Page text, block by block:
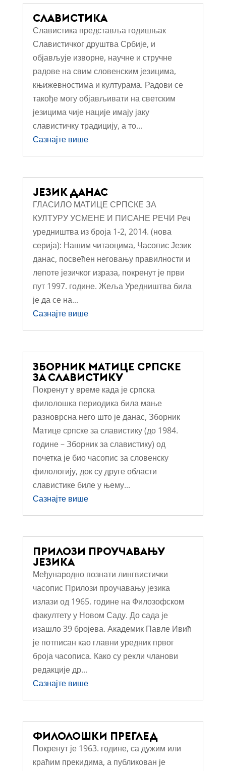
СЛАВИСТИКА
Славистика представља годишњак
Славистичког друштва Србије, и
објављује изворне, научне и стручне
радове на свим словенским језицима,
књижевностима и културама. Радови се
такође могу објављивати на светским
језицима чије нације имају јаку
славистичку традицију, а то...
Сазнајте више
ЈЕЗИК ДАНАС
ГЛАСИЛО МАТИЦЕ СРПСКЕ ЗА
КУЛТУРУ УСМЕНЕ И ПИСАНЕ РЕЧИ Реч
уредништва из броја 1-2, 2014. (нова
серија): Нашим читаоцима, Часопис Језик
данас, посвећен неговању правилности и
лепоте језичког израза, покренут је први
пут 1997. године. Жеља Уредништва била
је да се на...
Сазнајте више
ЗБОРНИК МАТИЦЕ СРПСКЕ
ЗА СЛАВИСТИКУ
Покренут у време када је српска
филолошка периодика била мање
разноврсна него што је данас, Зборник
Матице српске за славистику (до 1984.
године – Зборник за славистику) од
почетка је био часопис за словенску
филологију, док су друге области
славистике биле у њему...
Сазнајте више
ПРИЛОЗИ ПРОУЧАВАЊУ
ЈЕЗИКА
Међународно познати лингвистички
часопис Прилози проучавању језика
излази од 1965. године на Филозофском
факултету у Новом Саду. До сада је
изашло 39 бројева. Академик Павле Ивић
је потписан као главни уредник првог
броја часописа. Како су рекли чланови
редакције др...
Сазнајте више
ФИЛОЛОШКИ ПРЕГЛЕД
Покренут је 1963. године, са дужим или
краћим прекидима, а публикован је